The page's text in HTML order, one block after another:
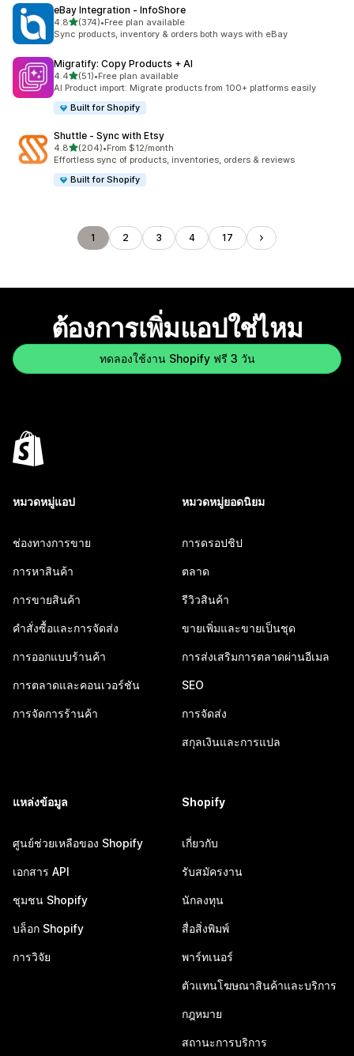
eBay Integration ‑ InfoShore
4.8เต็ม 5 ดาว
(374)
ทั้งหมด 374 รีวิว
•Free plan available
Sync products, inventory & orders both ways with eBay
Migratify: Copy Products + AI
4.4เต็ม 5 ดาว
(51)
ทั้งหมด 51 รีวิว
•Free plan available
AI Product import: Migrate products from 100+ platforms easily
Built for Shopify
Shuttle ‑ Sync with Etsy
4.8เต็ม 5 ดาว
(204)
ทั้งหมด 204 รีวิว
•From $12/month
Effortless sync of products, inventories, orders & reviews
Built for Shopify
1 2 3 4 17
ต้องการเพิ่มแอปใช่ไหม
ทดลองใช้งาน Shopify ฟรี 3 วัน
หมวดหมู่แอป
ช่องทางการขาย
การหาสินค้า
การขายสินค้า
คำสั่งซื้อและการจัดส่ง
การออกแบบร้านค้า
การตลาดและคอนเวอร์ชัน
การจัดการร้านค้า
หมวดหมู่ยอดนิยม
การดรอปชิป
ตลาด
รีวิวสินค้า
ขายเพิ่มและขายเป็นชุด
การส่งเสริมการตลาดผ่านอีเมล
SEO
การจัดส่ง
สกุลเงินและการแปล
แหล่งข้อมูล
ศูนย์ช่วยเหลือของ Shopify
เอกสาร API
ชุมชน Shopify
บล็อก Shopify
การวิจัย
Shopify
เกี่ยวกับ
รับสมัครงาน
นักลงทุน
สื่อสิ่งพิมพ์
พาร์ทเนอร์
ตัวแทนโฆษณาสินค้าและบริการ
กฎหมาย
สถานะการบริการ